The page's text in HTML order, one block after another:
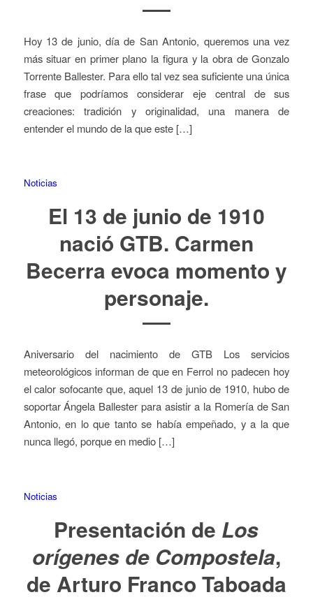
Hoy 13 de junio, día de San Antonio, queremos una vez
más situar en primer plano la figura y la obra de Gonzalo
Torrente Ballester. Para ello tal vez sea suficiente una única
frase que podríamos considerar eje central de sus
creaciones: tradición y originalidad, una manera de
entender el mundo de la que este […]
Noticias
El 13 de junio de 1910
nació GTB. Carmen
Becerra evoca momento y
personaje.
Aniversario del nacimiento de GTB Los servicios
meteorológicos informan de que en Ferrol no padecen hoy
el calor sofocante que, aquel 13 de junio de 1910, hubo de
soportar Ángela Ballester para asistir a la Romería de San
Antonio, en lo que tanto se había empeñado, y a la que
nunca llegó, porque en medio […]
Noticias
Presentación de Los
orígenes de Compostela,
de Arturo Franco Taboada